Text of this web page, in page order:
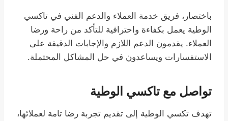
باختصار، فريق خدمة العملاء والدعم الفني في تاكسي
الوطية يعمل بكفاءة واحترافية للتأكد من راحة ورضا
العملاء. يقدمون الدعم اللازم والإجابات الدقيقة على
الاستفسارات ويساعدون في حل المشاكل المحتملة.
تواصل مع تاكسي الوطية
تهدف تكسي الوطية إلى تقديم تجربة رضا تامة لعملائها،